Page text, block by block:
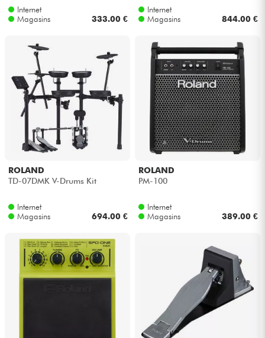
Internet
Magasins
333.00 €
Internet
Magasins
844.00 €
ROLAND
TD-07DMK V-Drums Kit
Internet
Magasins
694.00 €
ROLAND
PM-100
Internet
Magasins
389.00 €